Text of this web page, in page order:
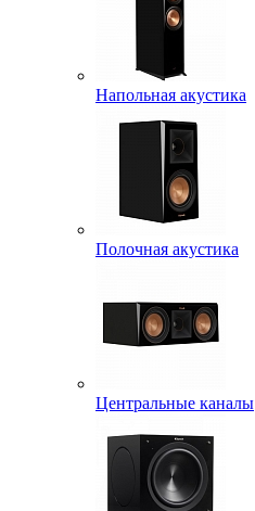
Напольная акустика
Полочная акустика
Центральные каналы